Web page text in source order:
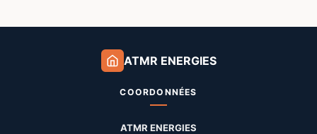
ATMR ENERGIES
COORDONNÉES
ATMR ENERGIES